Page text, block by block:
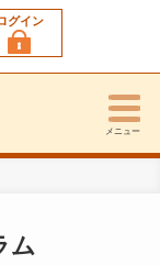
グイン
メニュー
ム